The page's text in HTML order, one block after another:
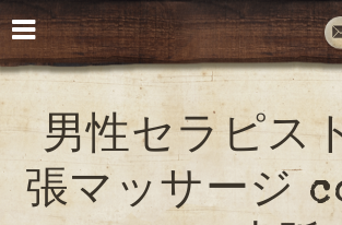
男性セラピス
張マッサージ